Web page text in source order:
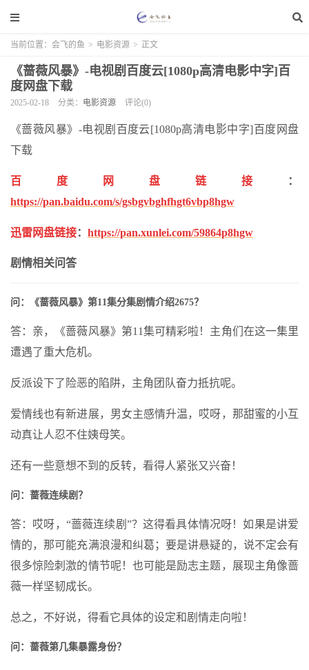
当前位置： 会飞的鱼 > 电影资源 > 正文
《蔷薇风暴》-电视剧百度云[1080p高清电影中字]百
度网盘下载
2025-02-18 分类： 电影资源 评论(0)
《蔷薇风暴》-电视剧百度云[1080p高清电影中字]百度网盘
下载
百度网盘链接
：
https://pan.baidu.com/s/gsbgvbghfhgt6vbp8hgw
迅雷网盘链接： https://pan.xunlei.com/59864p8hgw
剧情相关问答
问：《蔷薇风暴》第11集分集剧情介绍2675？
答：亲，《蔷薇风暴》第11集可精彩啦！主角们在这一集里
遭遇了重大危机。
反派设下了险恶的陷阱，主角团队奋力抵抗呢。
爱情线也有新进展，男女主感情升温，哎呀，那甜蜜的小互
动真让人忍不住姨母笑。
还有一些意想不到的反转，看得人紧张又兴奋！
问：蔷薇连续剧？
答：哎呀，“蔷薇连续剧”？这得看具体情况呀！如果是讲爱
情的，那可能充满浪漫和纠葛；要是讲悬疑的，说不定会有
很多惊险刺激的情节呢！也可能是励志主题，展现主角像蔷
薇一样坚韧成长。
总之，不好说，得看它具体的设定和剧情走向啦！
问：蔷薇第几集暴露身份？